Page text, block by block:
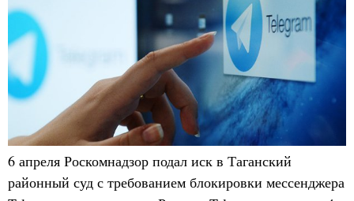
6 апреля Роскомнадзор подал иск в Таганский
районный суд с требованием блокировки мессенджера